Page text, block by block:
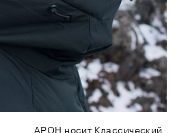
АРОН носит Классический